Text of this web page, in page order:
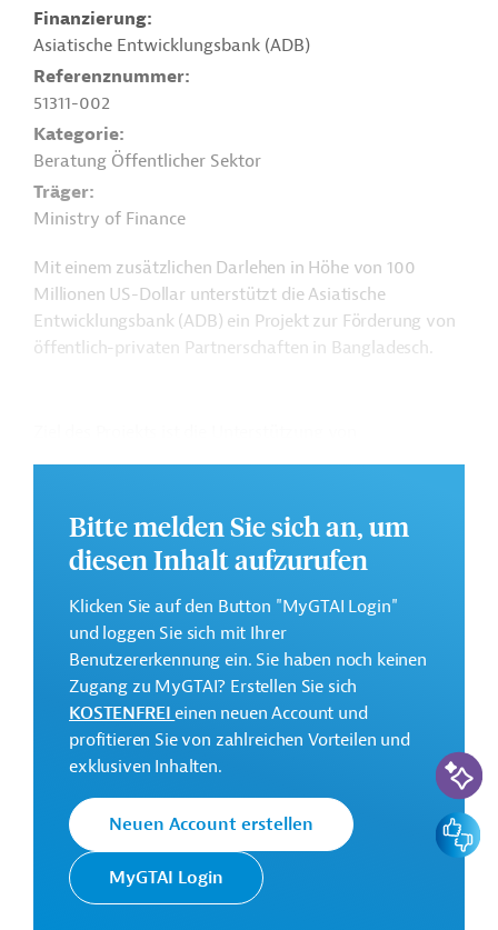
Finanzierung
Asiatische Entwicklungsbank (ADB)
Referenznummer
51311-002
Kategorie
Beratung Öffentlicher Sektor
Träger
Ministry of Finance
Mit einem zusätzlichen Darlehen in Höhe von 100
Millionen US-Dollar unterstützt die Asiatische
Entwicklungsbank (ADB) ein Projekt zur Förderung von
öffentlich-privaten Partnerschaften in Bangladesch.
Infrastrukturinvestitionen mittels der Förderung von
Weitere Informationen zu dem Entwicklungsprojekt
finden Sie auf derWebseite der ADB
.
Regularien und praktische Hinweise zur
Geschäftsanbahnung.
Gesamtkosten:
100 Millionen US-Dollar
Geberbeitrag:
100 Millionen US-Dollar (Darlehen)
Kontaktadressen
Bitte melden Sie sich an, um
diesen Inhalt aufzurufen
Klicken Sie auf den Button "MyGTAI Login"
und loggen Sie sich mit Ihrer
Benutzererkennung ein. Sie haben noch keinen
Zugang zu MyGTAI? Erstellen Sie sich
KOSTENFREIeinen neuen Account und
profitieren Sie von zahlreichen Vorteilen und
exklusiven Inhalten.
Neuen Account erstellen
MyGTAI Login
KI-